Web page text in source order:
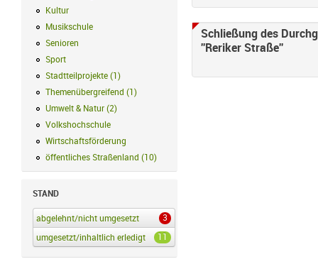
Kultur
Musikschule Musikschule Filter anwenden
Senioren
Sport
Stadtteilprojekte (1 ) Stadtteilprojekte Filter anwenden
Themenübergreifend (1 )
Umwelt & Natur (2)
Volkshochschule
Wirtschaftsförderung
öffentliches Straßenland (10)
STAND
abgelehnt/nicht umgesetzt 3
abgelehnt/nicht umgesetzt Filter anwenden
umgesetzt/inhaltlich erledigt
11
umgesetzt/inhaltlich erledigt Filter anwenden
Schließung des
''Reriker Straße''